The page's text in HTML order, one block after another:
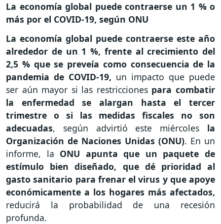
La economía global puede contraerse un 1 % o
más por el COVID-19, según ONU
La economía global puede contraerse este año
alrededor de un 1 %, frente al crecimiento del
2,5 % que se preveía como consecuencia de la
pandemia de COVID-19, un impacto que puede
ser aún mayor si las restricciones para combatir
la enfermedad se alargan hasta el tercer
trimestre o si las medidas fiscales no son
adecuadas, según advirtió este miércoles la
Organización de Naciones Unidas (ONU). En un
informe, la ONU apunta que un paquete de
estímulo bien diseñado, que dé prioridad al
gasto sanitario para frenar el virus y que apoye
económicamente a los hogares más afectados,
reducirá la probabilidad de una recesión
profunda.